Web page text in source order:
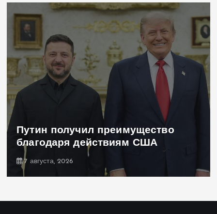
Навроцкий об Украине —
бандеровским флагам не место
Польше
7 августа, 2026